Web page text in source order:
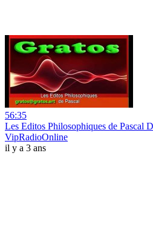
56:35
Les Editos Philosophiques de Pascal
VipRadioOnline
il y a 3 ans